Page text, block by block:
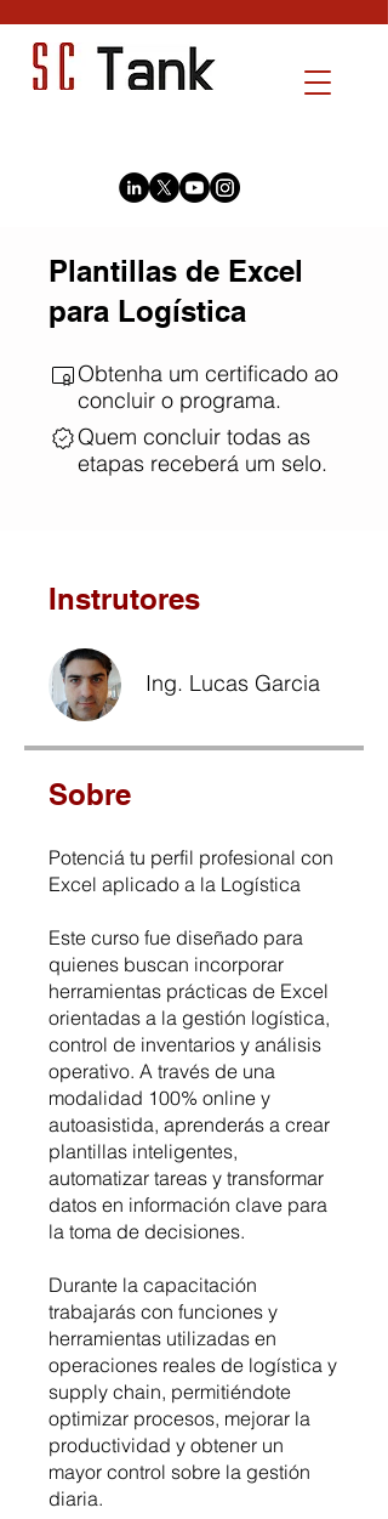
Plantillas de Excel
para Logística
Obtenha um certificado ao
concluir o programa.
Quem concluir todas as
etapas receberá um selo.
Instrutores
Ing. Lucas Garcia
Sobre
Potenciá tu perfil profesional con
Excel aplicado a la Logística
Este curso fue diseñado para
quienes buscan incorporar
herramientas prácticas de Excel
orientadas a la gestión logística,
control de inventarios y análisis
operativo. A través de una
modalidad 100% online y
autoasistida, aprenderás a crear
plantillas inteligentes,
automatizar tareas y transformar
datos en información clave para
la toma de decisiones.
Durante la capacitación
trabajarás con funciones y
herramientas utilizadas en
operaciones reales de logística y
supply chain, permitiéndote
optimizar procesos, mejorar la
productividad y obtener un
mayor control sobre la gestión
diaria.